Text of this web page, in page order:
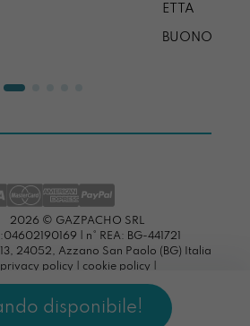
ETTA
BUONO
2026 © GAZPACHO SRL
| n° REA: BG-441721
24052, Azzano San Paolo (BG) Italia
privacy policy cookie policy